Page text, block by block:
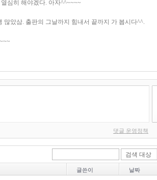
심히 해야겠다. 아자^^~~~~
많았삼. 출판의 그날까지 힘내서 끝까지 가 봅시다^^.
댓글 운영정책
검색 대상
글쓴이 날짜